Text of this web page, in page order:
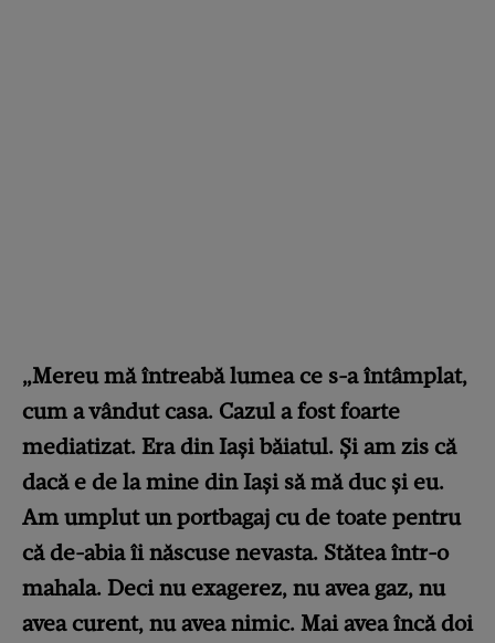
„Mereu mă întreabă lumea ce s-a întâmplat,
cum a vândut casa. Cazul a fost foarte
mediatizat. Era din Iași băiatul. Și am zis că
dacă e de la mine din Iași să mă duc și eu.
Am umplut un portbagaj cu de toate pentru
că de-abia îi născuse nevasta. Stătea într-o
mahala. Deci nu exagerez, nu avea gaz, nu
avea curent, nu avea nimic. Mai avea încă doi